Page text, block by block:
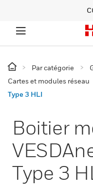
Par catégorie
Cartes et modules réseau
Type 3 HLI
Boitier
Type 3